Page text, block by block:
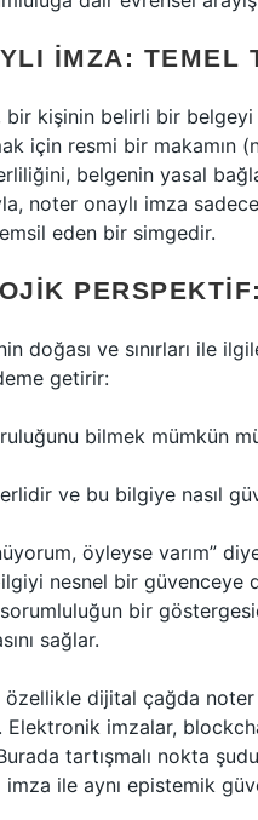
İMZA: TEMEL
bir kişinin belirli bir belgeyi
için resmi bir makamın
belgenin yasal
noter onaylı imza
eden bir simgedir.
doğası ve sınırları ile
getirir:
bilmek mümkün
ve bu bilgiye nasıl
öyleyse varım”
nesnel bir güvenceye
bir
sağlar.
dijital çağda noter
imzalar,
tartışmalı nokta
ile aynı epistemik